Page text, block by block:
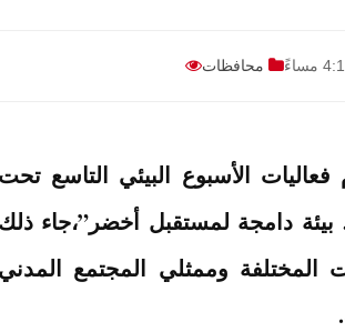
محافظات
الأسبوع البيئي التاسع تحت
دامجة لمستقبل أخضر”،جاء ذلك
وممثلي المجتمع المدني